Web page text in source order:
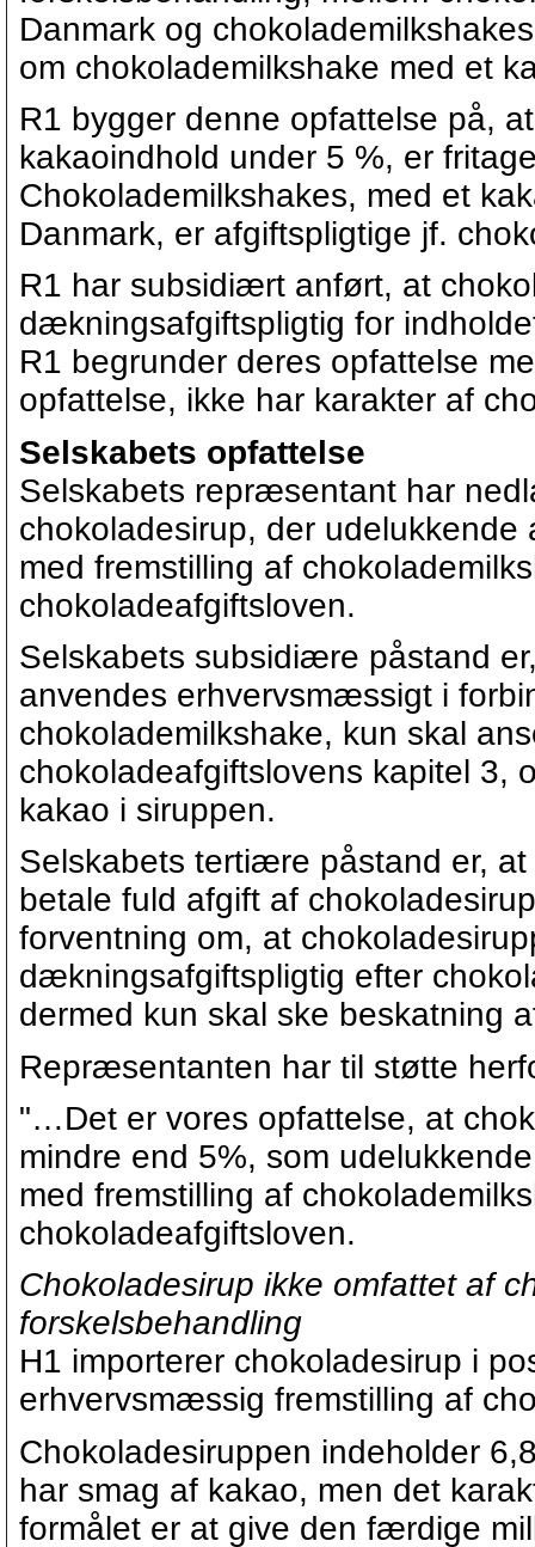
Danmark og
om chokolademilkshake med et
R1 bygger denne opfattelse på,
kakaoindhold under 5 %, er
Chokolademilkshakes, med et
Danmark, er afgiftspligtige jf.
R1 har subsidiært anført, at
dækningsafgiftspligtig for
R1 begrunder deres opfattelse
opfattelse, ikke har karakter af
Selskabets opfattelse
Selskabets repræsentant har
chokoladesirup, der
med fremstilling af
chokoladeafgiftsloven.
Selskabets subsidiære påstand
anvendes erhvervsmæssigt i
chokolademilkshake, kun skal
chokoladeafgiftslovens kapitel 3,
kakao i siruppen.
Selskabets tertiære påstand er,
betale fuld afgift af
forventning om, at
dækningsafgiftspligtig efter
dermed kun skal ske beskatning
Repræsentanten har til støtte
"…Det er vores opfattelse, at
mindre end 5%, som
med fremstilling af
chokoladeafgiftsloven.
Chokoladesirup ikke omfattet af
forskelsbehandling
H1 importerer chokoladesirup i
erhvervsmæssig fremstilling af
Chokoladesiruppen indeholder
har smag af kakao, men det
formålet er at give den færdige